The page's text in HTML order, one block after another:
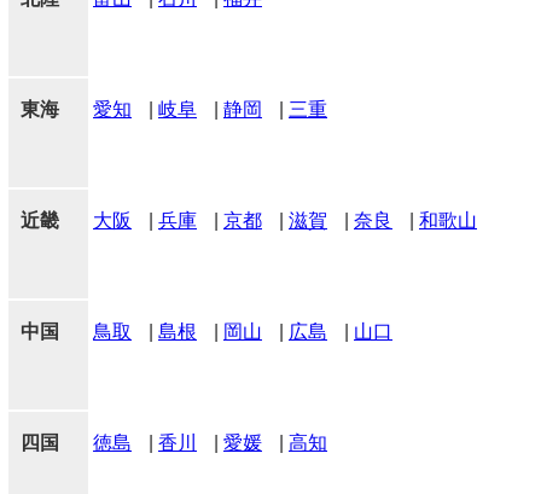
東海 愛知 岐阜 静岡 三重
近畿 大阪 兵庫 京都 滋賀 奈良 和歌山
中国 鳥取 島根 岡山 広島 山口
四国 徳島 香川 愛媛 高知